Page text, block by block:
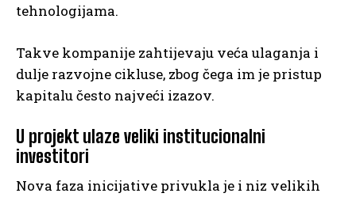
tehnologijama.
Takve kompanije zahtijevaju veća ulaganja i
dulje razvojne cikluse, zbog čega im je pristup
kapitalu često najveći izazov.
U projekt ulaze veliki institucionalni
investitori
Nova faza inicijative privukla je i niz velikih